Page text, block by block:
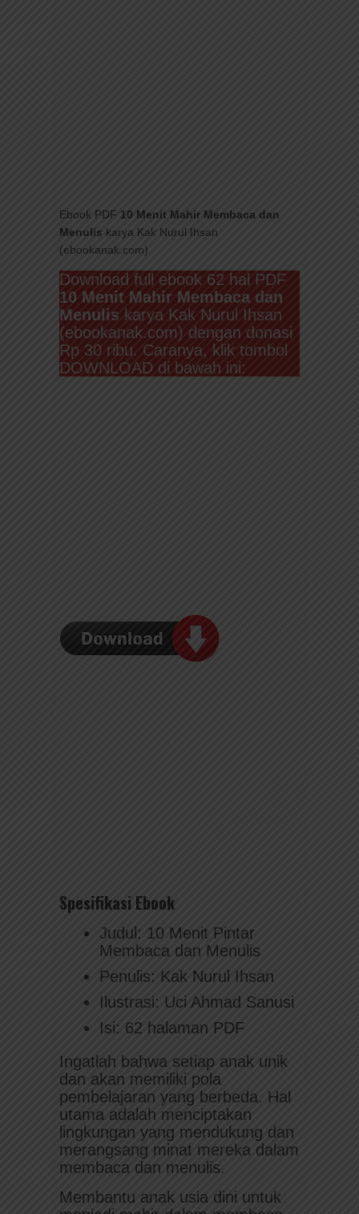
Ebook PDF 10 Menit Mahir Membaca dan
Menulis karya Kak Nurul Ihsan
(ebookanak.com)
Download full ebook 62 hal PDF
10 Menit Mahir Membaca dan
Menulis karya Kak Nurul Ihsan
(ebookanak.com) dengan donasi
Rp 30 ribu. Caranya, klik tombol
DOWNLOAD di bawah ini:
Spesifikasi Ebook
Judul: 10 Menit Pintar
Membaca dan Menulis
Penulis: Kak Nurul Ihsan
Ilustrasi: Uci Ahmad Sanusi
Isi: 62 halaman PDF
Ingatlah bahwa setiap anak unik
dan akan memiliki pola
pembelajaran yang berbeda. Hal
utama adalah menciptakan
lingkungan yang mendukung dan
merangsang minat mereka dalam
membaca dan menulis.
Membantu anak usia dini untuk